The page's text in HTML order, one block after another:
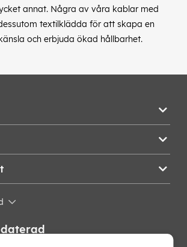
annat. Några av våra kablar med
textilklädda för att skapa en
och erbjuda ökad hållbarhet.